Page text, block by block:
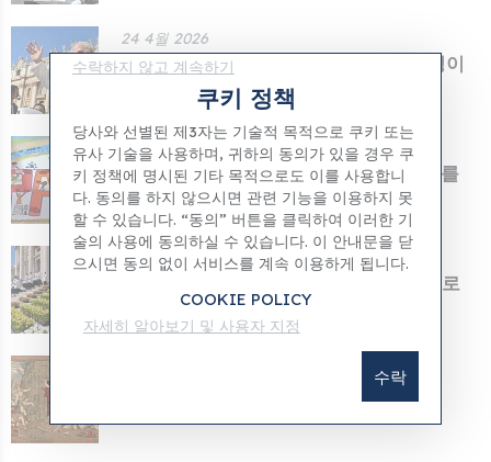
24 4월 2026
교황 레오의 나폴리와 폼페이 방문 일정이
발표되었다...
13 4월 2026
바티칸 소아병원의 환자들이 교황 레오를
위해 그림을...
05 4월 2026
교황 레오 1세: 부활절은 영원한 희망으로
향하는 문...
수락하지 않고 계속하기
쿠키 정책
당사와 선별된 제3자는 기술적 목적으로 쿠키 또는
유사 기술을 사용하며, 귀하의 동의가 있을 경우 쿠
키 정책에 명시된 기타 목적으로도 이를 사용합니
다. 동의를 하지 않으시면 관련 기능을 이용하지 못
할 수 있습니다. “동의” 버튼을 클릭하여 이러한 기
술의 사용에 동의하실 수 있습니다. 이 안내문을 닫
으시면 동의 없이 서비스를 계속 이용하게 됩니다.
COOKIE POLICY
자세히 알아보기 및 사용자 지정
수락